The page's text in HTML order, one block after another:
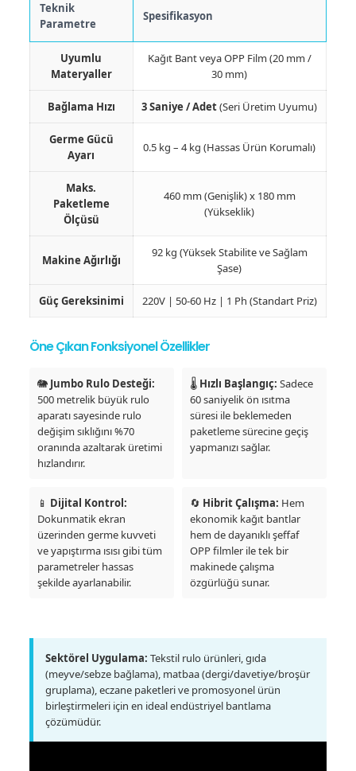
Teknik
Parametre
Spesifikasyon
Uyumlu
Materyaller
Kağıt Bant veya OPP Film (20 mm /
30 mm)
Bağlama Hızı 3 Saniye / Adet(Seri Üretim Uyumu)
Germe Gücü
Ayarı
0.5 kg – 4 kg (Hassas Ürün Korumalı)
Maks.
Paketleme
Ölçüsü
460 mm (Genişlik) x 180 mm
(Yükseklik)
Makine Ağırlığı
92 kg (Yüksek Stabilite ve Sağlam
Şase)
Güç Gereksinimi 220V | 50-60 Hz | 1 Ph (Standart Priz)
Öne Çıkan Fonksiyonel Özellikler
🐘 Jumbo Rulo Desteği:
500 metrelik büyük rulo
aparatı sayesinde rulo
değişim sıklığını %70
oranında azaltarak üretimi
hızlandırır.
🌡️ Hızlı Başlangıç: Sadece
60 saniyelik ön ısıtma
süresi ile beklemeden
paketleme sürecine geçiş
yapmanızı sağlar.
📱 Dijital Kontrol:
Dokunmatik ekran
üzerinden germe kuvveti
ve yapıştırma ısısı gibi tüm
parametreler hassas
şekilde ayarlanabilir.
🔄 Hibrit Çalışma: Hem
ekonomik kağıt bantlar
hem de dayanıklı şeffaf
OPP filmler ile tek bir
makinede çalışma
özgürlüğü sunar.
Sektörel Uygulama: Tekstil rulo ürünleri, gıda
(meyve/sebze bağlama), matbaa (dergi/davetiye/broşür
gruplama), eczane paketleri ve promosyonel ürün
birleştirmeleri için en ideal endüstriyel bantlama
çözümüdür.